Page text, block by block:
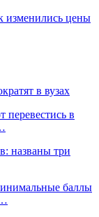
изменились цены
в вузах
в
названы три
баллы